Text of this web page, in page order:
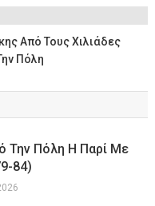
Από Τους Χιλιάδες
Πόλη
Την Πόλη Η Παρί Με
84)